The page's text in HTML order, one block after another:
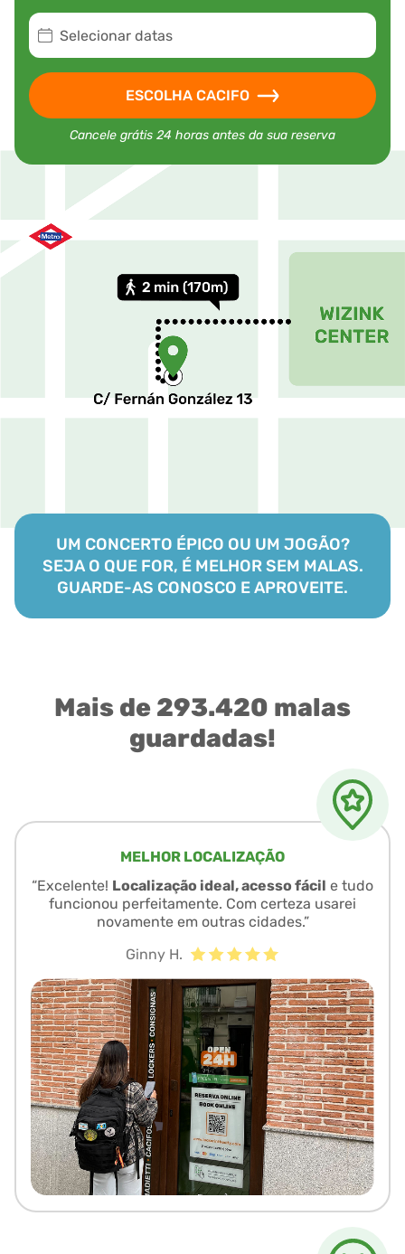
Selecionar datas
ESCOLHA CACIFO
Cancele grátis 24 horas antes da sua reserva
UM CONCERTO ÉPICO OU UM JOGÃO?
SEJA O QUE FOR, É MELHOR SEM MALAS.
GUARDE-AS CONOSCO E APROVEITE.
Mais de 293.420 malas
guardadas!
MELHOR LOCALIZAÇÃO
“Excelente! Localização ideal, acesso fácil e tudo
funcionou perfeitamente. Com certeza usarei
novamente em outras cidades.”
Ginny H.